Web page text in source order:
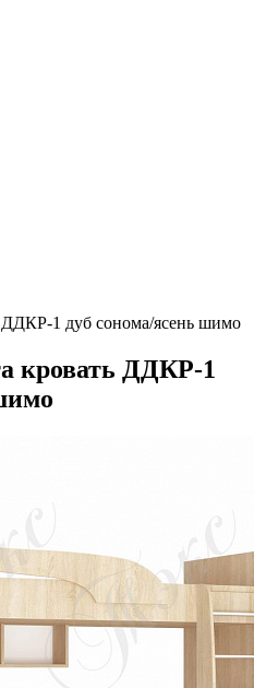
ДДКР-1 дуб сонома/ясень шимо
кровать ДДКР-1